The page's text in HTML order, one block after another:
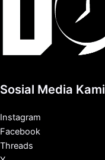
Sosial Media Kami
Instagram
Facebook
Threads